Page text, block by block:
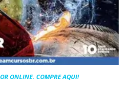
ONLINE. COMPRE AQUI!